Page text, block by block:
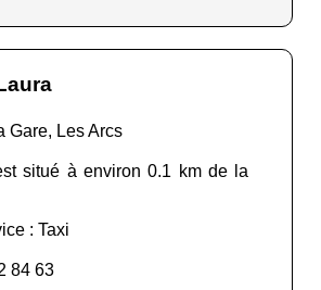
Gare, Les Arcs
situé à environ 0.1 km de la
: Taxi
84 63